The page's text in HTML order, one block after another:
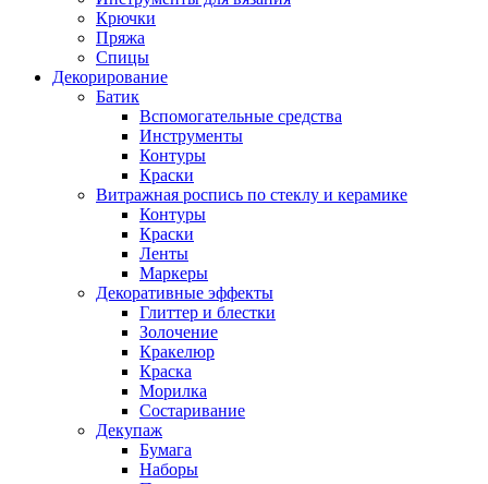
Крючки
Пряжа
Спицы
Декорирование
Батик
Вспомогательные средства
Инструменты
Контуры
Краски
Витражная роспись по стеклу и керамике
Контуры
Краски
Ленты
Маркеры
Декоративные эффекты
Глиттер и блестки
Золочение
Кракелюр
Краска
Морилка
Состаривание
Декупаж
Бумага
Наборы